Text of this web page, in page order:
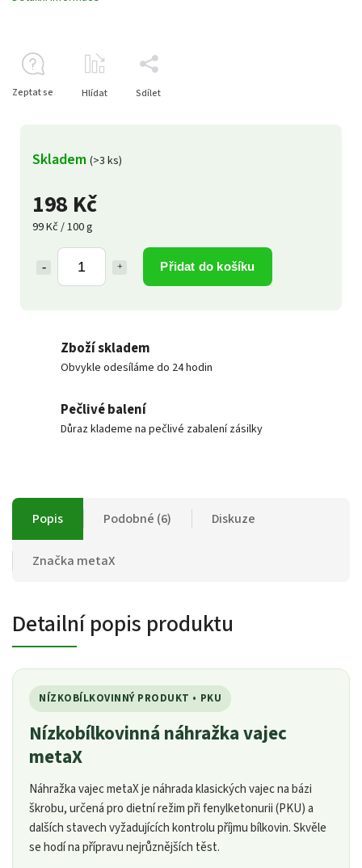
198 Kč
99 Kč / 100 g
Přidat do košíku
Skladem (>3 ks)
Zeptat se Hlídat Sdílet
Zboží skladem
Obvykle odesíláme do 24 hodin
Pečlivé balení
Důraz klademe na pečlivé zabalení zásilky
Popis Podobné (6) Diskuze
Značka metaX
Detailní popis produktu
NÍZKOBÍLKOVINNÝ PRODUKT • PKU
Nízkobílkovinná náhražka vajec
metaX
Náhražka vajec metaX je náhrada klasických vajec na bázi
škrobu, určená pro dietní režim při fenylketonurii (PKU) a
dalších stavech vyžadujících kontrolu příjmu bílkovin. Skvěle
se hodí na přípravu nejrůznějších těst.